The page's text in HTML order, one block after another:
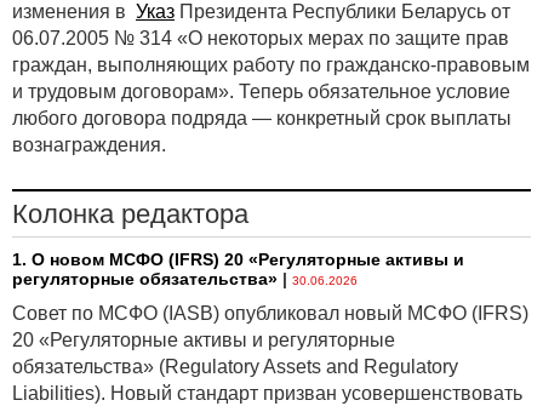
изменения в Указ Президента Республики Беларусь от
06.07.2005 № 314 «О некоторых мерах по защите прав
граждан, выполняющих работу по гражданско-правовым
и трудовым договорам». Теперь обязательное условие
любого договора подряда — конкретный срок выплаты
вознаграждения.
Колонка редактора
1. О новом МСФО (IFRS) 20 «Регуляторные активы и
регуляторные обязательства» | 30.06.2026
Совет по МСФО (IASB) опубликовал новый МСФО (IFRS)
20 «Регуляторные активы и регуляторные
обязательства» (Regulatory Assets and Regulatory
Liabilities). Новый стандарт призван усовершенствовать